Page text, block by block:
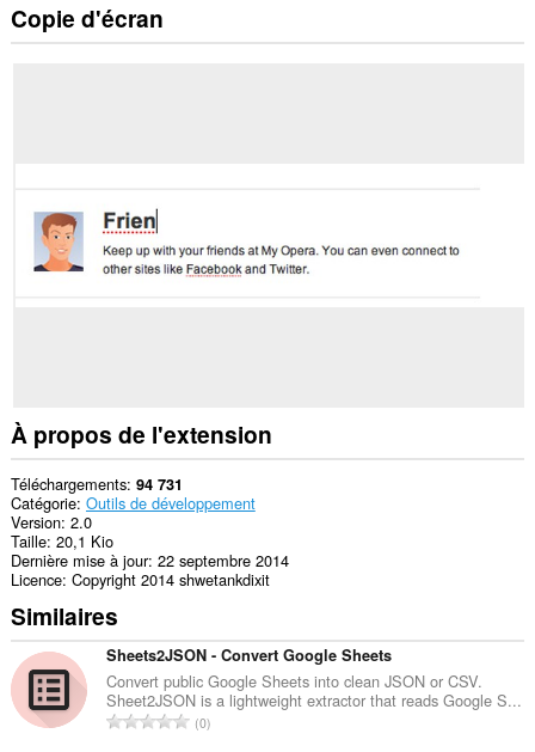
Cette
extension
navigation.
Copie d'écran
À propos de l'extension
Téléchargements 94 731
Catégorie Outils de développement
Version 2.0
Taille 20,1 Kio
Dernière mise à jour 22 septembre 2014
Licence Copyright 2014 shwetankdixit
Similaires
Sheets2JSON - Convert Google Sheets
Convert public Google Sheets into clean JSON or CSV.
Sheet2JSON is a lightweight extractor that reads Google S...
N0